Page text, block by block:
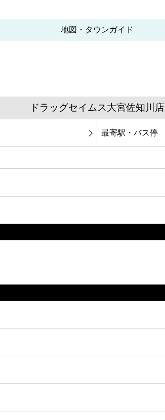
地図・タウンガイド
ドラッグセイムス大宮佐知川店
最寄駅・バス停